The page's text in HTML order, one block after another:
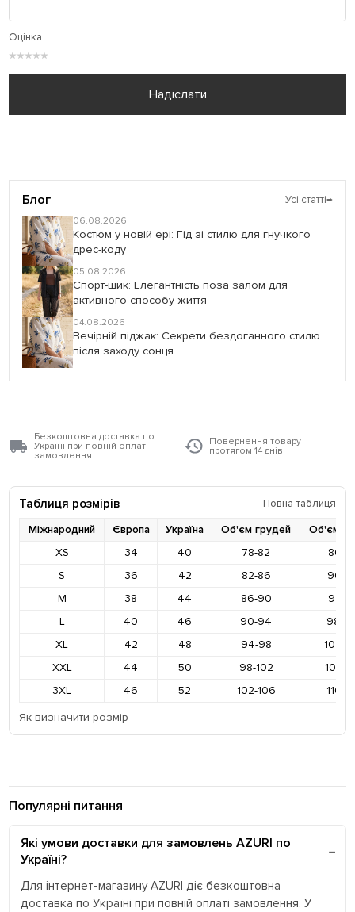
Оцінка
★
★
★
★
★
Надіслати
Блог Усі статті→
06.08.2026
Костюм у новій ері: Гід зі стилю для гнучкого
дрес-коду
05.08.2026
Спорт-шик: Елегантність поза залом для
активного способу життя
04.08.2026
Вечірній піджак: Секрети бездоганного стилю
після заходу сонця
Безкоштовна доставка по
Україні при повній оплаті
замовлення
Повернення товару
протягом 14 днів
Таблиця розмірів
Повна таблиця
Міжнародний
Європа Україна Об'єм грудей
Об'єм
XS
34 40 78-82
86-
S
36 42 82-86
90-
M
38 44 86-90
94-
L
40 46 90-94
98-
XL
42 48 94-98
102-
XXL
44 50 98-102
106-
3XL
46 52 102-106
110-
Як визначити розмір
Популярні питання
Які умови доставки для замовлень AZURI по
Україні?
Для інтернет-магазину AZURI діє безкоштовна
доставка по Україні при повній оплаті замовлення. У